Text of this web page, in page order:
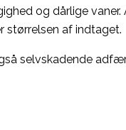
og dårlige vaner.
størrelsen af indtaget.
selvskadende